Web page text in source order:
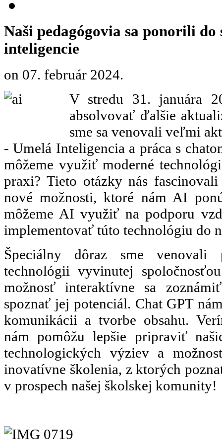
Naši pedagógovia sa ponorili do
inteligencie
on 07. február 2024.
V stredu 31. januára
absolvovať ďalšie
sme sa venovali veľmi
- Umelá Inteligencia a práca s
môžeme využiť moderné
praxi? Tieto otázky nás
nové možnosti, ktoré nám AI
môžeme AI využiť na podporu
implementovať túto technológiu do
Špeciálny dôraz sme
technológii vyvinutej
možnosť interaktívne sa
spoznať jej potenciál. Chat GPT
komunikácii a tvorbe obsahu.
nám pomôžu lepšie pripraviť
technologických výziev a
inovatívne školenia, z ktorých
v prospech našej školskej komunity!